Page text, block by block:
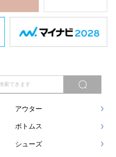
アウター
ボトムス
シューズ